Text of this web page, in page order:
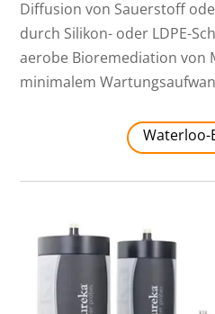
Diffusion von Sauerstoff
durch Silikon- oder LDPE-
aerobe Bioremediation von
minimalem